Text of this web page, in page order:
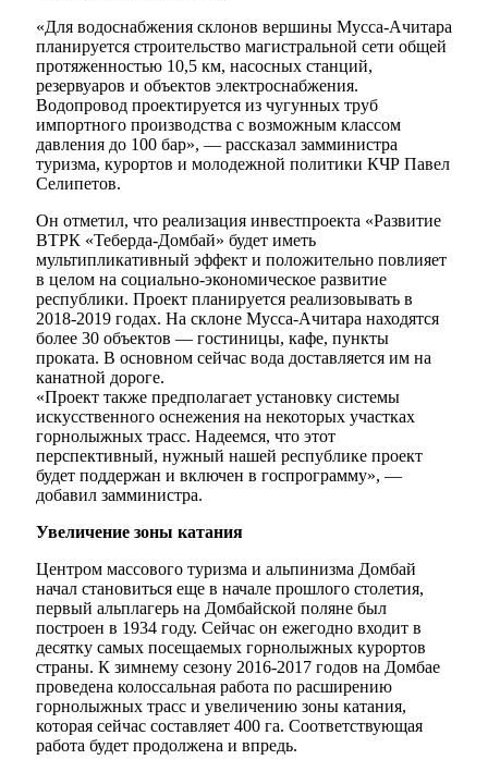
«Для водоснабжения склонов вершины Мусса-Ачитара
планируется строительство магистральной сети общей
протяженностью 10,5 км, насосных станций,
резервуаров и объектов электроснабжения.
Водопровод проектируется из чугунных труб
импортного производства с возможным классом
давления до 100 бар», — рассказал замминистра
туризма, курортов и молодежной политики КЧР Павел
Селипетов.
Он отметил, что реализация инвестпроекта «Развитие
ВТРК «Теберда-Домбай» будет иметь
мультипликативный эффект и положительно повлияет
в целом на социально-экономическое развитие
республики. Проект планируется реализовывать в
2018-2019 годах. На склоне Мусса-Ачитара находятся
более 30 объектов — гостиницы, кафе, пункты
проката. В основном сейчас вода доставляется им на
канатной дороге.
«Проект также предполагает установку системы
искусственного оснежения на некоторых участках
горнолыжных трасс. Надеемся, что этот
перспективный, нужный нашей республике проект
будет поддержан и включен в госпрограмму», —
добавил замминистра.
Увеличение зоны катания
Центром массового туризма и альпинизма Домбай
начал становиться еще в начале прошлого столетия,
первый альплагерь на Домбайской поляне был
построен в 1934 году. Сейчас он ежегодно входит в
десятку самых посещаемых горнолыжных курортов
страны. К зимнему сезону 2016-2017 годов на Домбае
проведена колоссальная работа по расширению
горнолыжных трасс и увеличению зоны катания,
которая сейчас составляет 400 га. Соответствующая
работа будет продолжена и впредь.
Администрация
Туризм